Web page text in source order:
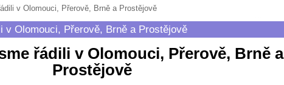
v Olomouci, Přerově, Brně a Prostějově
v Olomouci, Přerově, Brně a Prostějově
řádili v Olomouci, Přerově, Brně a
Prostějově